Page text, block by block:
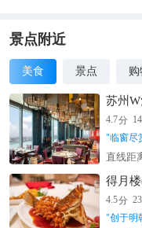
景点附近
美食 景点 购
苏州
4.7分
"临窗尽
直线距
得月
4.5分
"创于明